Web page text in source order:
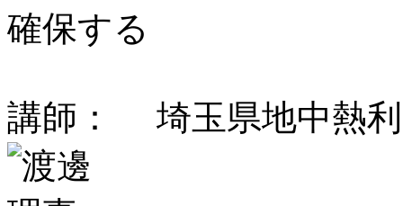
確保する
講師： 埼玉県地中熱利